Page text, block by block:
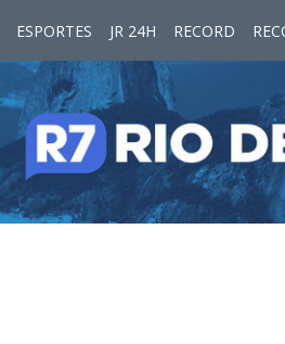
ESPORTES JR 24H RECORD